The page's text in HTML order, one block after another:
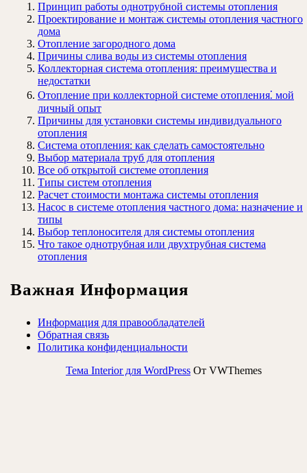
Принцип работы однотрубной системы отопления
Проектирование и монтаж системы отопления частного
дома
Отопление загородного дома
Причины слива воды из системы отопления
Коллекторная система отопления: преимущества и
недостатки
Отопление при коллекторной системе отопления⁚ мой
личный опыт
Причины для установки системы индивидуального
отопления
Система отопления: как сделать самостоятельно
Выбор материала труб для отопления
Все об открытой системе отопления
Типы систем отопления
Расчет стоимости монтажа системы отопления
Насос в системе отопления частного дома: назначение и
типы
Выбор теплоносителя для системы отопления
Что такое однотрубная или двухтрубная система
отопления
Важная Информация
Информация для правообладателей
Обратная связь
Политика конфиденциальности
Тема Interior для WordPress От VWThemes